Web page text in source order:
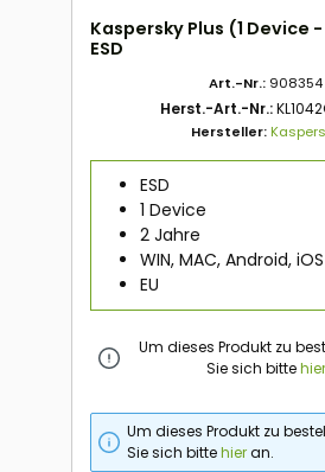
Kaspersky Plus (1 Device -
ESD
Art.-Nr.: 908354
Herst.-Art.-Nr.:
Hersteller:
ESD
1 Device
2 Jahre
WIN, MAC, Android, iOS
EU
Um dieses Produkt zu
Sie sich bittehier
Um dieses Produkt zu
Sie sich bittehieran.